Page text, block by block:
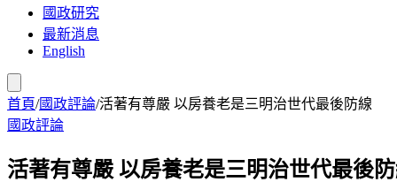
國政研究
最新消息
English
首頁/國政評論/活著有尊嚴 以房養老是三明治世代最後防線
國政評論
活著有尊嚴 以房養老是三明治世代最後